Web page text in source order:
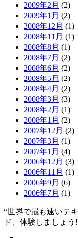
2009年2月 (2)
2009年1月 (2)
2008年12月 (1)
2008年11月 (1)
2008年8月 (1)
2008年7月 (2)
2008年6月 (2)
2008年5月 (2)
2008年4月 (2)
2008年3月 (3)
2008年2月 (1)
2008年1月 (2)
2007年12月 (2)
2007年3月 (1)
2007年1月 (4)
2006年12月 (3)
2006年11月 (1)
2006年9月 (6)
2006年7月 (1)
“世界で最も速いテ
ド、体験しましょう